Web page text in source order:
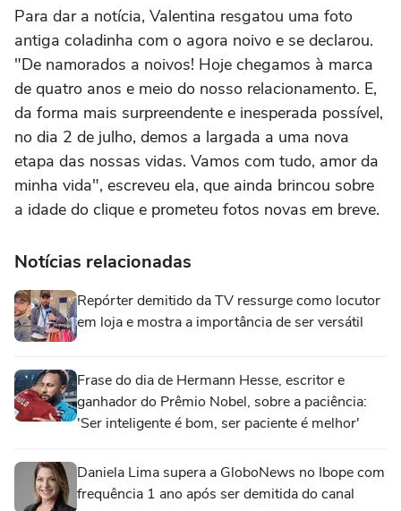
Para dar a notícia, Valentina resgatou uma foto
antiga coladinha com o agora noivo e se declarou.
"De namorados a noivos! Hoje chegamos à marca
de quatro anos e meio do nosso relacionamento. E,
da forma mais surpreendente e inesperada possível,
no dia 2 de julho, demos a largada a uma nova
etapa das nossas vidas. Vamos com tudo, amor da
minha vida", escreveu ela, que ainda brincou sobre
a idade do clique e prometeu fotos novas em breve.
Notícias relacionadas
Repórter demitido da TV ressurge como locutor
em loja e mostra a importância de ser versátil
Frase do dia de Hermann Hesse, escritor e
ganhador do Prêmio Nobel, sobre a paciência:
'Ser inteligente é bom, ser paciente é melhor'
Daniela Lima supera a GloboNews no Ibope com
frequência 1 ano após ser demitida do canal